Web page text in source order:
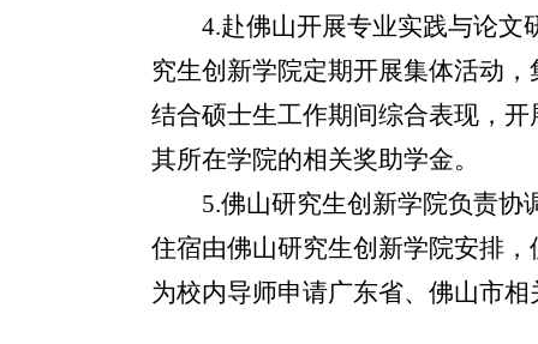
4.赴佛山开展专业实践与论文
究生创新学院定期开展集体活动
结合硕士生工作期间综合表现，
其所在学院的相关奖助学金。
5.佛山研究生创新学院负责协
住宿由佛山研究生创新学院安排
为校内导师申请广东省、佛山市